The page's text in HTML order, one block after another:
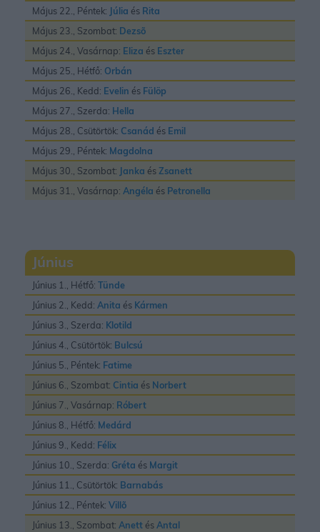
Május 22., Péntek: Júlia és Rita
Május 23., Szombat: Dezsõ
Május 24., Vasárnap: Eliza és Eszter
Május 25., Hétfő: Orbán
Május 26., Kedd: Evelin és Fülöp
Május 27., Szerda: Hella
Május 28., Csütörtök: Csanád és Emil
Május 29., Péntek: Magdolna
Május 30., Szombat: Janka ésZsanett
Május 31., Vasárnap: Angéla és Petronella
Június
Június 1., Hétfő: Tünde
Június 2., Kedd: Anita és Kármen
Június 3., Szerda: Klotild
Június 4., Csütörtök: Bulcsú
Június 5., Péntek: Fatime
Június 6., Szombat: Cintia és Norbert
Június 7., Vasárnap: Róbert
Június 8., Hétfő: Medárd
Június 9., Kedd: Félix
Június 10., Szerda: Gréta és Margit
Június 11., Csütörtök: Barnabás
Június 12., Péntek: Villõ
Június 13., Szombat: Anett ésAntal